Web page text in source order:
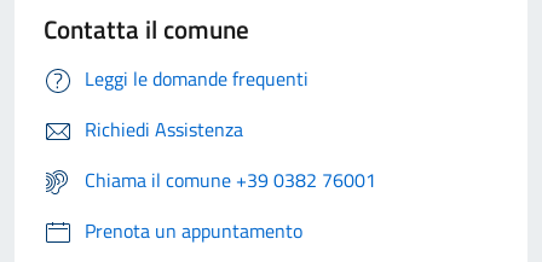
Contatta il comune
Leggi le domande frequenti
Richiedi Assistenza
Chiama il comune +39 0382 76001
Prenota un appuntamento